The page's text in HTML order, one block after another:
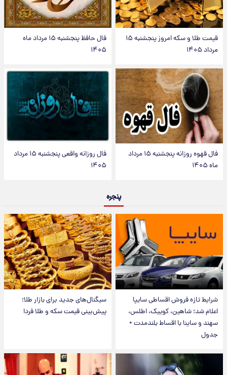
قیمت طلا و سکه امروز پنجشنبه ۱۵
مرداد ۱۴۰۵
فال حافظ پنجشنبه ۱۵ مرداد ماه
۱۴۰۵
فال قهوه روزانه پنجشنبه ۱۵ مرداد
ماه ۱۴۰۵
فال روزانه واقعی پنجشنبه ۱۵ مرداد
۱۴۰۵
پنجره
شرایط تازه فروش اقساطی سایپا
اعلام شد؛ شاهین، کوییک، اطلس،
سهند و ساینا با اقساط بلندمدت +
جدول
سیگنال‌های جدید برای بازار طلا؛
پیش‌بینی قیمت سکه و طلا فردا